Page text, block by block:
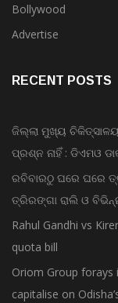
Bollywood
Advertise
RECENT POSTS
ଜିଲ୍ଲା ମୁଖ୍ୟ
ପ୍ରଶ୍ନ ନାହିଁ : ଡିଏମଓ
ରବିବାରଠୁ ଘରେ ଘରେ
ତ୍ରିରଙ୍ଗା ରାଲି ଓ
Rahul Gandhi vs
quota bill
Oriom Group forays
capitalise on